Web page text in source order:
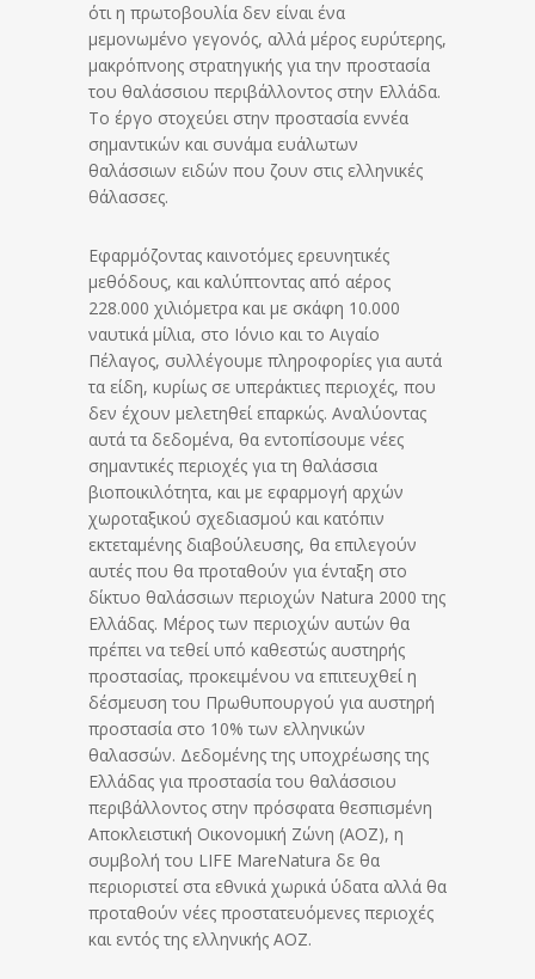
ότι η πρωτοβουλία δεν είναι ένα
μεμονωμένο γεγονός, αλλά μέρος ευρύτερης,
μακρόπνοης στρατηγικής για την προστασία
του θαλάσσιου περιβάλλοντος στην Ελλάδα.
Το έργο στοχεύει στην προστασία εννέα
σημαντικών και συνάμα ευάλωτων
θαλάσσιων ειδών που ζουν στις ελληνικές
θάλασσες.
Εφαρμόζοντας καινοτόμες ερευνητικές
μεθόδους, και καλύπτοντας από αέρος
228.000 χιλιόμετρα και με σκάφη 10.000
ναυτικά μίλια, στο Ιόνιο και το Αιγαίο
Πέλαγος, συλλέγουμε πληροφορίες για αυτά
τα είδη, κυρίως σε υπεράκτιες περιοχές, που
δεν έχουν μελετηθεί επαρκώς. Αναλύοντας
αυτά τα δεδομένα, θα εντοπίσουμε νέες
σημαντικές περιοχές για τη θαλάσσια
βιοποικιλότητα, και με εφαρμογή αρχών
χωροταξικού σχεδιασμού και κατόπιν
εκτεταμένης διαβούλευσης, θα επιλεγούν
αυτές που θα προταθούν για ένταξη στο
δίκτυο θαλάσσιων περιοχών Natura 2000 της
Ελλάδας. Μέρος των περιοχών αυτών θα
πρέπει να τεθεί υπό καθεστώς αυστηρής
προστασίας, προκειμένου να επιτευχθεί η
δέσμευση του Πρωθυπουργού για αυστηρή
προστασία στο 10% των ελληνικών
θαλασσών. Δεδομένης της υποχρέωσης της
Ελλάδας για προστασία του θαλάσσιου
περιβάλλοντος στην πρόσφατα θεσπισμένη
Αποκλειστική Οικονομική Ζώνη (ΑΟΖ), η
συμβολή του LIFE MareNatura δε θα
περιοριστεί στα εθνικά χωρικά ύδατα αλλά θα
προταθούν νέες προστατευόμενες περιοχές
και εντός της ελληνικής ΑΟΖ.